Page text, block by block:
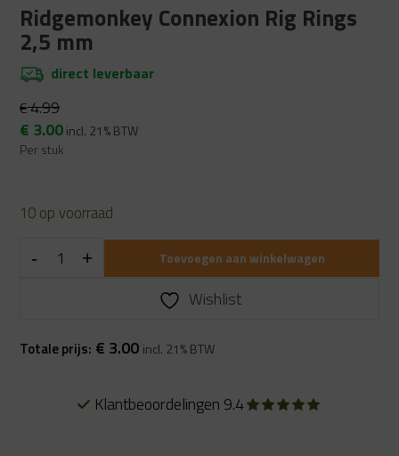
Ridgemonkey Connexion Rig Rings
2,5 mm
direct leverbaar
€4.99
Oorspronkelijke
prijs
€ 3.00Huidige
prijs
incl. 21% BTW
Per stuk
10 op voorraad
Toevoegen aan winkelwagen
Wishlist
Totale prijs: € 3.00 incl. 21% BTW
Alles uit eigen voorraad